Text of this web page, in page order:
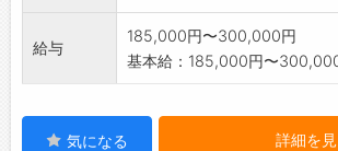
給与
185,000円〜300,000円
基本給：185,000円〜
気になる 詳細を